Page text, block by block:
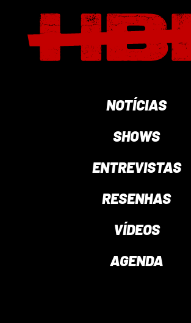
NOTÍCIAS
SHOWS
ENTREVISTAS
RESENHAS
VÍDEOS
AGENDA